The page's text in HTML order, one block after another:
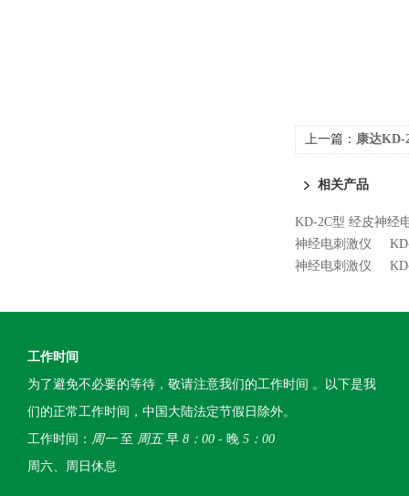
上一篇： 康达KD-
相关产品
KD-2C型 经皮神经
神经电刺激仪
神经电刺激仪
工作时间
为了避免不必要的等待，敬请注意我们的工作时间 。以下是我
们的正常工作时间，中国大陆法定节假日除外。
工作时间： 周一至 周五早 8：00 - 晚 5：00
周六、周日休息